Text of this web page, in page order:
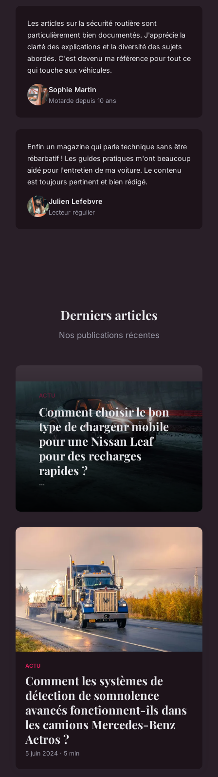
Les articles sur la sécurité routière sont
particulièrement bien documentés. J'apprécie la
clarté des explications et la diversité des sujets
abordés. C'est devenu ma référence pour tout ce
qui touche aux véhicules.
Sophie Martin
Motarde depuis 10 ans
Enfin un magazine qui parle technique sans être
rébarbatif ! Les guides pratiques m'ont beaucoup
aidé pour l'entretien de ma voiture. Le contenu
est toujours pertinent et bien rédigé.
Julien Lefebvre
Lecteur régulier
Derniers articles
Nos publications récentes
ACTU
Comment choisir le bon
type de chargeur mobile
pour une Nissan Leaf
pour des recharges
rapides ?
...
ACTU
Comment les systèmes de
détection de somnolence
avancés fonctionnent-ils dans
les camions Mercedes-Benz
Actros ?
5 juin 2024 · 5 min